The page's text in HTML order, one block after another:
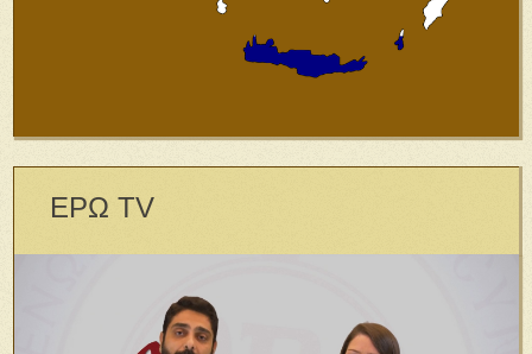
ΕΡΩ TV